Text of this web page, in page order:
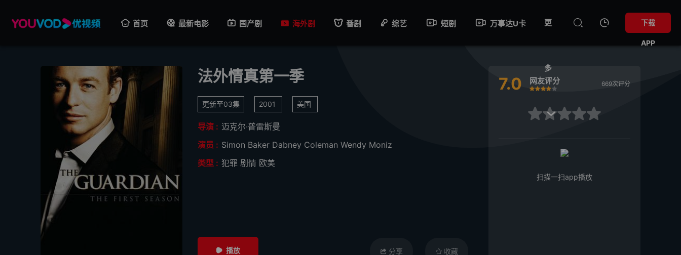
首页 最新电影 国产剧 海外剧 番剧 综艺 短剧 万事达U卡 更
多

下载
APP
法外情真第一季
更新至03集 2001 美国
导演 : 迈克尔·普雷斯曼
演员 : Simon Baker Dabney Coleman Wendy Moniz
类型 : 犯罪 剧情 欧美
播放 分享 收藏
7.0 网友评分
很差较差还行
推荐
力荐
669次评分
较差还行推荐力荐
扫描一扫app播放